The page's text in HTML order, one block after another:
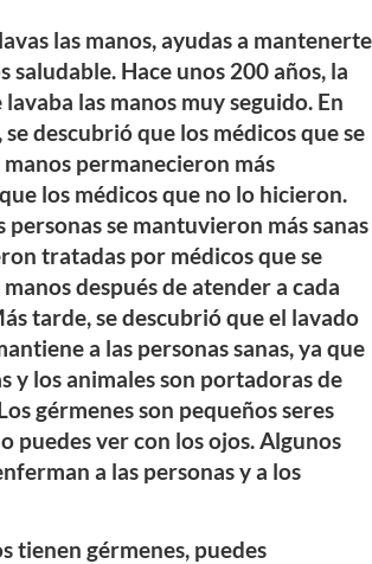
las manos, ayudas a mantenerte
saludable. Hace unos 200 años, la
lavaba las manos muy seguido. En
descubrió que los médicos que se
manos permanecieron más
los médicos que no lo hicieron.
personas se mantuvieron más sanas
tratadas por médicos que se
después de atender a cada
tarde, se descubrió que el lavado
a las personas sanas, ya que
y los animales son portadoras de
gérmenes son pequeños seres
puedes ver con los ojos. Algunos
a las personas y a los
tienen gérmenes, puedes